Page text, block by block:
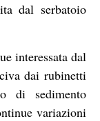
dal serbatoio
interessata dal
dai rubinetti
di sedimento
variazioni